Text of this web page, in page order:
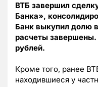
ВТБ завершил
Банка»,
Банк выкупил долю
расчеты
рублей.
Кроме того, ранее
находившиеся у